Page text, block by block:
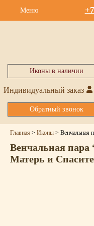
Меню
Иконы в наличии
Индивидуальный заказ
Обратный звонок
Главная > Иконы > Венчальная
Венчальная
Матерь и